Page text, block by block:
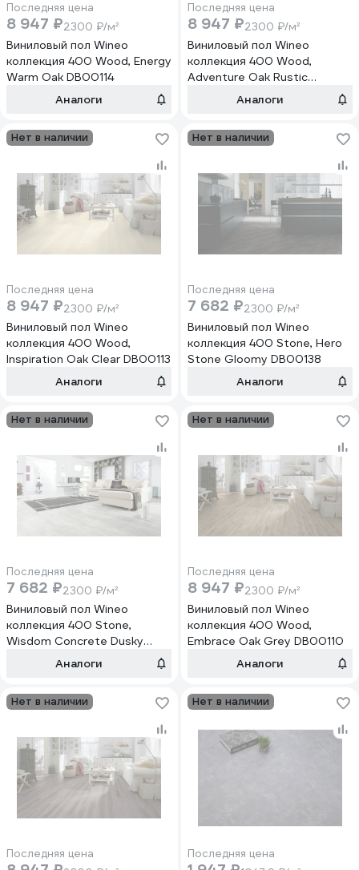
Последняя цена
8 947 ₽2300 ₽/м²
Виниловый пол Wineo
коллекция 400 Wood, Energy
Warm Oak DB00114
Аналоги
Последняя цена
8 947 ₽2300 ₽/м²
Виниловый пол Wineo
коллекция 400 Wood,
Adventure Oak Rustic
Аналоги
Нет в наличии
Последняя цена
8 947 ₽2300 ₽/м²
Виниловый пол Wineo
коллекция 400 Wood,
Inspiration Oak Clear DB00113
Аналоги
Нет в наличии
Последняя цена
7 682 ₽2300 ₽/м²
Виниловый пол Wineo
коллекция 400 Stone, Hero
Stone Gloomy DB00138
Аналоги
Нет в наличии
Последняя цена
7 682 ₽2300 ₽/м²
Виниловый пол Wineo
коллекция 400 Stone,
Wisdom Concrete Dusky
DB00140Аналоги
Нет в наличии
Последняя цена
8 947 ₽2300 ₽/м²
Виниловый пол Wineo
коллекция 400 Wood,
Embrace Oak Grey DB00110
Аналоги
Нет в наличии
Последняя цена
Нет в наличии
Последняя цена